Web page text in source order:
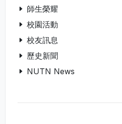
師生榮耀
校園活動
校友訊息
歷史新聞
NUTN News